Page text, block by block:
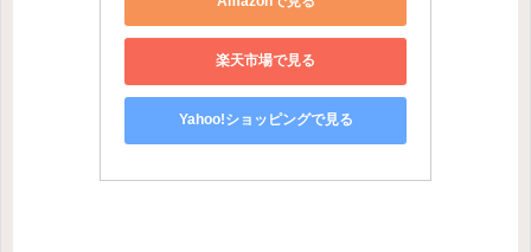
楽天市場で見る
Yahoo!ショッピングで見る